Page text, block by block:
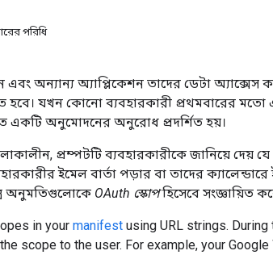
পরিধি
এবং অন্যান্য অ্যাপ্লিকেশন তাদের ডেটা
হবে। যখন কোনো ব্যবহারকারী প্রথমবারের
একটি অনুমোদনের অনুরোধ প্রদর্শিত হয়।
চলাকালীন, প্রম্পটটি ব্যবহারকারীকে জানিয়ে
ইমেল বার্তা পড়ার বা তাদের
অনুমতিগুলোকে OAuth স্কোপহিসেবে সংজ্ঞায়িত
in your manifest using URL strings.
scope to the user. For example, your